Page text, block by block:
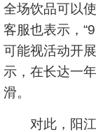
全场饮品可以
客服也表示，
可能视活动开
示，在长达一
滑。
对此，阳江